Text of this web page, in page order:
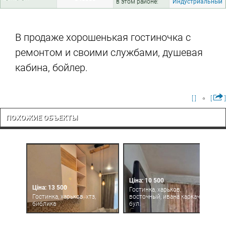
в этом районе:
Индустриальный
В продаже хорошенькая гостиночка с
ремонтом и своими службами, душевая
кабина, бойлер.
ПОХОЖИЕ ОБЪЕКТЫ
Ціна: 13 500
Гостинка, харьков, хтз,
библика
Ціна: 10 500
Гостинка, харьков,
восточный, ивана каркача
бул.